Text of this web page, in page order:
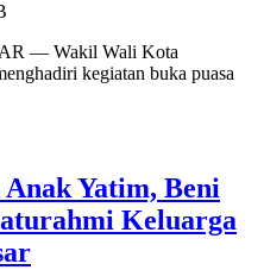
— Wakil Wali Kota
kegiatan buka puasa
Anak Yatim, Beni
Keluarga